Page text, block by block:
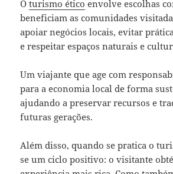
Oturismo ético envolve escolhas
beneficiam as comunidades
apoiar negócios locais, evitar
e respeitar espaços naturais e
Um viajante que age com
para a economia local de forma
ajudando a preservar recursos e
futuras gerações.
Além disso, quando se pratica o
se um ciclo positivo: o visitante